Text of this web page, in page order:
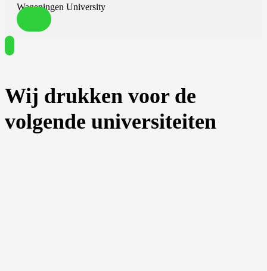
Wageningen University
Wij drukken voor de
volgende universiteiten